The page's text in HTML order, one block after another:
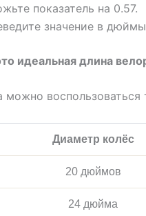
показатель на 0.57.
значение в
идеальная длина
можно воспользоваться
Диаметр колёс
20 дюймов
24 дюйма